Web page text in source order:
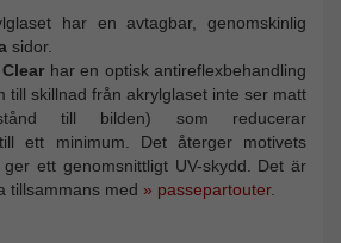
har en avtagbar, genomskinlig
sidor.
har en optisk antireflexbehandling
till skillnad från akrylglaset inte ser matt
till bilden) som reducerar
ett minimum. Det återger motivets
ett genomsnittligt UV-skydd. Det är
tillsammans med » passepartouter.